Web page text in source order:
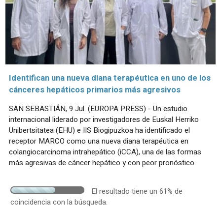
Identifican una nueva diana terapéutica en uno de los
cánceres hepáticos primarios más agresivos
SAN SEBASTIÁN, 9 Jul. (EUROPA PRESS) - Un estudio
internacional liderado por investigadores de Euskal Herriko
Unibertsitatea (EHU) e IIS Biogipuzkoa ha identificado el
receptor MARCO como una nueva diana terapéutica en
colangiocarcinoma intrahepático (iCCA), una de las formas
más agresivas de cáncer hepático y con peor pronóstico.
El resultado tiene un 61% de
coincidencia con la búsqueda.